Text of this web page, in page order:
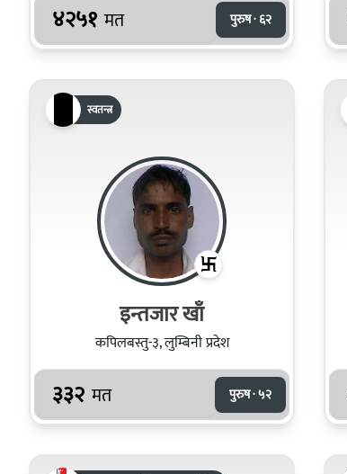
४२५१ मत पुरुष · ६२
स्वतन्त्र
इन्तजार खाँ
कपिलबस्तु-३, लुम्बिनी प्रदेश
३३२ मत पुरुष · ५२